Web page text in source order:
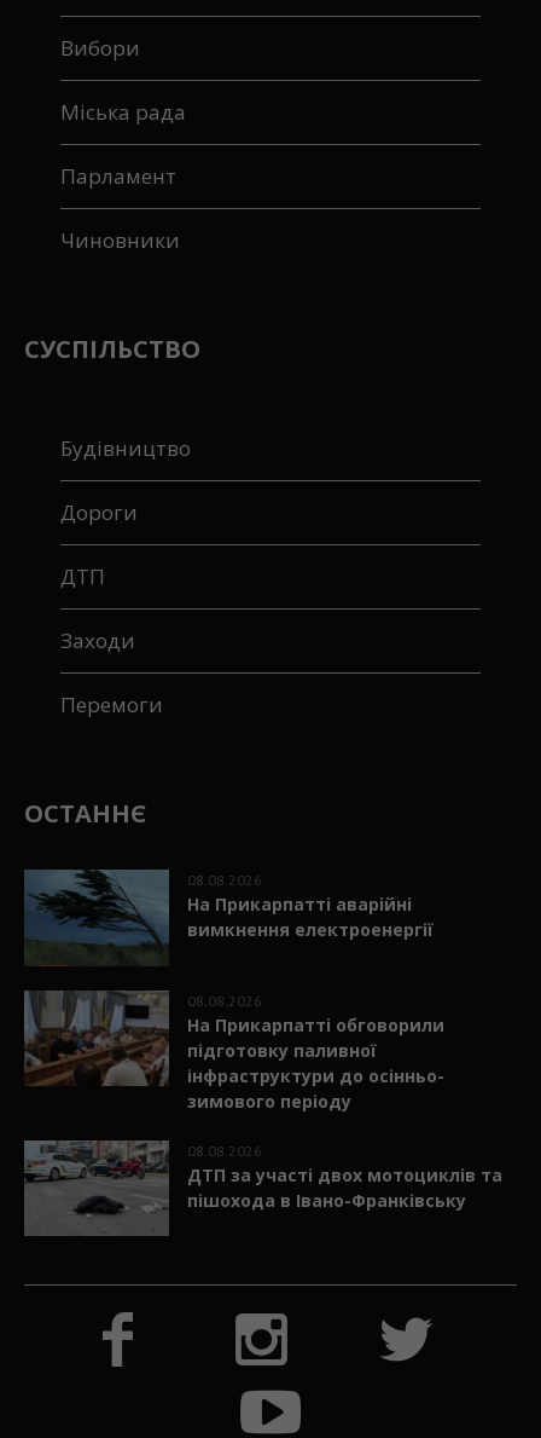
Вибори
Міська рада
Парламент
Чиновники
СУСПІЛЬСТВО
Будівництво
Дороги
ДТП
Заходи
Перемоги
ОСТАННЄ
08.08.2026
На Прикарпатті аварійні
вимкнення електроенергії
08.08.2026
На Прикарпатті обговорили
підготовку паливної
інфраструктури до осінньо-
зимового періоду
08.08.2026
ДТП за участі двох мотоциклів та
пішохода в Івано-Франківську